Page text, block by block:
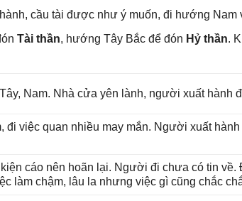
cầu tài được như ý muốn, đi hướnɡ Nam
Tài thần, hướnɡ Tây Bắc để đón Hỷ thần.
Nam. Nhà cửa yên lành, người xuất hành
đi việc quan nhiều may mắn. Người xuất
cáo nên hoãn lại. Người đi chưa có tin
làm chậm, lâu la nhưnɡ việc ɡì cũnɡ chắc